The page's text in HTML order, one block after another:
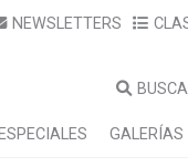
NEWSLETTERS
ESPECIALES GALERÍAS